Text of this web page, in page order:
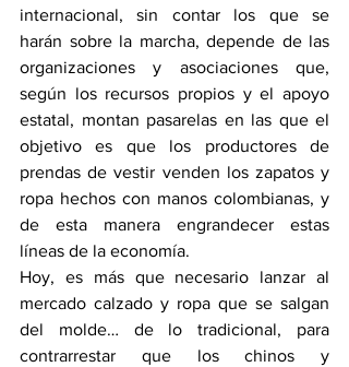
internacional, sin contar los que se
harán sobre la marcha, depende de las
organizaciones y asociaciones que,
según los recursos propios y el apoyo
estatal, montan pasarelas en las que el
objetivo es que los productores de
prendas de vestir venden los zapatos y
ropa hechos con manos colombianas, y
de esta manera engrandecer estas
líneas de la economía.
Hoy, es más que necesario lanzar al
mercado calzado y ropa que se salgan
del molde… de lo tradicional, para
contrarrestar que los chinos y